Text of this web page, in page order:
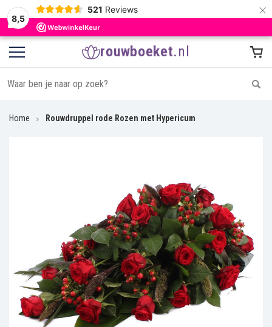
8,5
521 Reviews ×
rouwboeket.nl
Home Rouwdruppel rode Rozen met Hypericum